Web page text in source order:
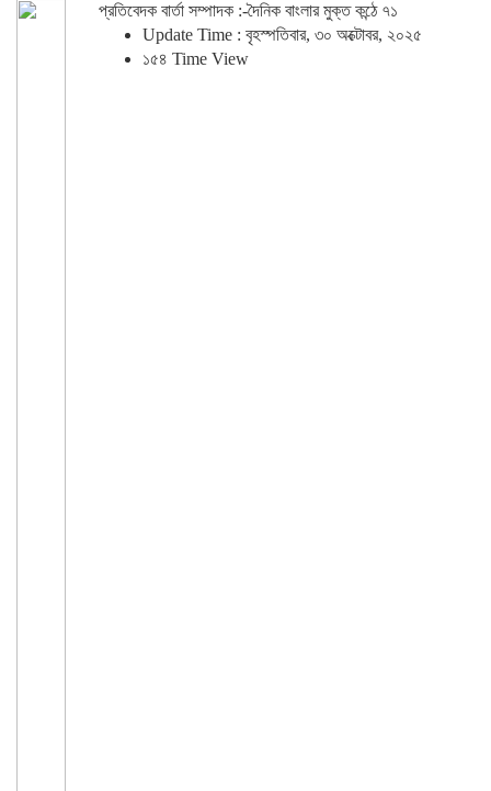
প্রতিবেদক বার্তা সম্পাদক :-দৈনিক বাংলার মুক্ত কন্ঠে ৭১
Update Time : বৃহস্পতিবার, ৩০ অক্টোবর, ২০২৫
১৫৪ Time View